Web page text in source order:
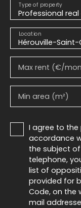
Professional
Type of property
Hérouville-Saint-
Location
Max rent (€/
Min area (m²)
I agree to
accordance
the subject
telephone,
list of
provided for
Code, on the
mail